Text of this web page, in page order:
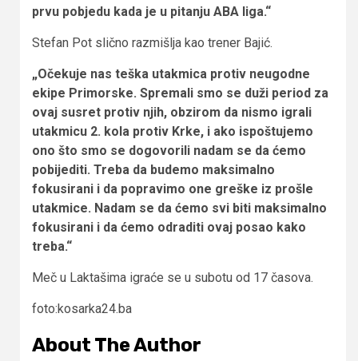
prvu pobjedu kada je u pitanju ABA liga.“
Stefan Pot slično razmišlja kao trener Bajić.
„Očekuje nas teška utakmica protiv neugodne
ekipe Primorske. Spremali smo se duži period za
ovaj susret protiv njih, obzirom da nismo igrali
utakmicu 2. kola protiv Krke, i ako ispoštujemo
ono što smo se dogovorili nadam se da ćemo
pobijediti. Treba da budemo maksimalno
fokusirani i da popravimo one greške iz prošle
utakmice. Nadam se da ćemo svi biti maksimalno
fokusirani i da ćemo odraditi ovaj posao kako
treba.“
Meč u Laktašima igraće se u subotu od 17 časova.
foto:kosarka24.ba
About The Author